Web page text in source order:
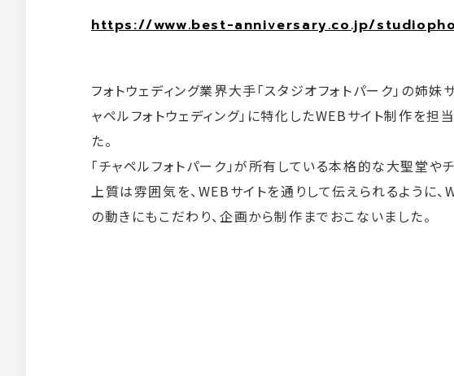
https://www.best-anniversary.co.jp/
フォトウェディング業界大手「スタジオフォトパーク」の姉妹
ャペルフォトウェディング」に特化したWEBサイト制作を担
た。
「チャペルフォトパーク」が所有している本格的な大聖堂や
上質は雰囲気を、WEBサイトを通りして伝えられるように、
の動きにもこだわり、企画から制作までおこないました。